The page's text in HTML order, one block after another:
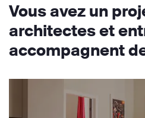
Vous avez un
architectes et
accompagnent